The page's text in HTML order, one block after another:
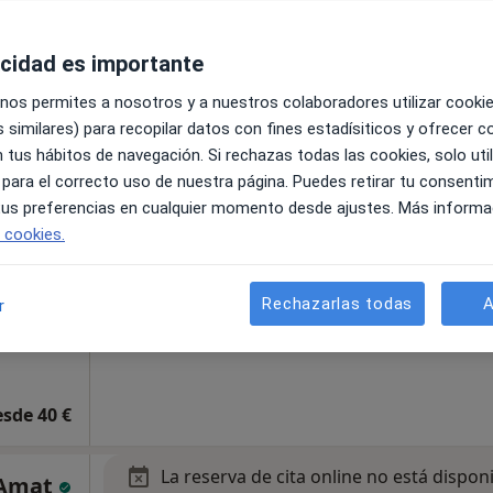
40 €
La reserva de cita online no está
es importante
permites a nosotros y a nuestros colaboradores utilizar
similares) para recopilar datos con fines estadísiticos y ofrecer
tus hábitos de navegación. Si rechazas todas las cookies, solo
el correcto uso de nuestra página. Puedes retirar tu
preferencias en cualquier momento desde ajustes. Más
Rechazarlas todas